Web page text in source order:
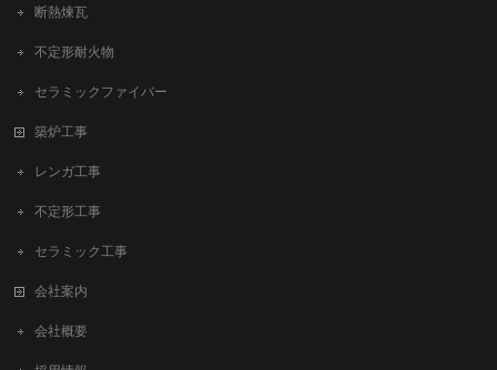
断熱煉瓦
不定形耐火物
セラミックファイバー
築炉工事
レンガ工事
不定形工事
セラミック工事
会社案内
会社概要